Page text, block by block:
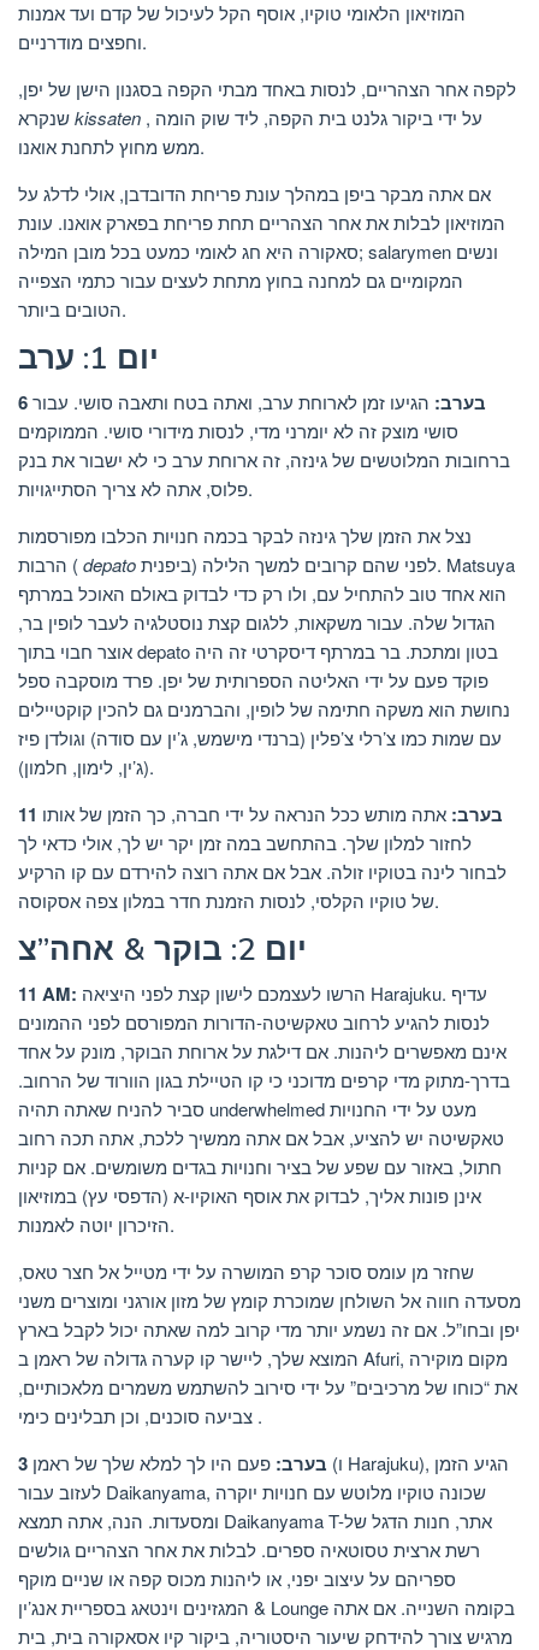
המוזיאון הלאומי טוקיו, אוסף הקל לעיכול של קדם ועד אמנות
וחפצים מודרניים.
לקפה אחר הצהריים, לנסות באחד מבתי הקפה בסגנון הישן של יפן,
kissaten , על ידי ביקור גלנט בית הקפה, ליד שוק הומה
ממש מחוץ לתחנת אואנו.
אם אתה מבקר ביפן במהלך עונת פריחת הדובדבן, אולי לדלג על
המוזיאון לבלות את אחר הצהריים תחת פריחת בפארק אואנו. עונת
סאקורה היא חג לאומי כמעט בכל מובן המילה; salarymen ונשים
המקומיים גם למחנה בחוץ מתחת לעצים עבור כתמי הצפייה
הטובים ביותר.
יום 1: ערב
6 בערב: הגיעו זמן לארוחת ערב, ואתה בטח ותאבה סושי. עבור
סושי מוצק זה לא יומרני מדי, לנסות מידורי סושי. הממוקמים
ברחובות המלוטשים של גינזה, זה ארוחת ערב כי לא ישבור את בנק
פלוס, אתה לא צריך הסתייגויות.
נצל את הזמן שלך גינזה לבקר בכמה חנויות הכלבו מפורסמות
הרבות (depato
הוא אחד טוב להתחיל עם, ולו רק כדי לבדוק באולם האוכל במרתף
הגדול שלה. עבור משקאות, ללגום קצת נוסטלגיה לעבר לופין בר,
אוצר חבוי בתוך depato בטון ומתכת. בר במרתף דיסקרטי זה היה
פוקד פעם על ידי האליטה הספרותית של יפן. פרד מוסקבה ספל
נחושת הוא משקה חתימה של לופין, והברמנים גם להכין קוקטיילים
עם שמות כמו צ’רלי צ’פלין (ברנדי מישמש, ג’ין עם סודה) וגולדן פיז
(ג’ין, לימון, חלמון).
11 בערב: אתה מותש ככל הנראה על ידי חברה, כך הזמן של אותו
לחזור למלון שלך. בהתחשב במה זמן יקר יש לך, אולי כדאי לך
לבחור לינה בטוקיו זולה. אבל אם אתה רוצה להירדם עם קו הרקיע
של טוקיו הקלסי, לנסות הזמנת חדר במלון צפה אסקוסה.
יום 2: בוקר & אחה”צ
11 AM:
לנסות להגיע לרחוב טאקשיטה-הדורות המפורסם לפני ההמונים
אינם מאפשרים ליהנות. אם דילגת על ארוחת הבוקר, מונק על אחד
בדרך-מתוק מדי קרפים מדוכני כי קו הטיילת בגון הוורוד של הרחוב.
סביר להניח שאתה תהיה underwhelmed מעט על ידי החנויות
טאקשיטה יש להציע, אבל אם אתה ממשיך ללכת, אתה תכה רחוב
חתול, באזור עם שפע של בציר וחנויות בגדים משומשים. אם קניות
אינן פונות אליך, לבדוק את אוסף האוקיו-א (הדפסי עץ) במוזיאון
הזיכרון יוטה לאמנות.
שחזר מן עומס סוכר קרפ המושרה על ידי מטייל אל חצר טאס,
מסעדה חווה אל השולחן שמוכרת קומץ של מזון אורגני ומוצרים משני
יפן ובחו”ל. אם זה נשמע יותר מדי קרוב למה שאתה יכול לקבל בארץ
המוצא שלך, ליישר קו קערה גדולה של ראמן ב Afuri, מקום מוקירה
את “כוחו של מרכיבים” על ידי סירוב להשתמש משמרים מלאכותיים,
צביעה סוכנים, וכן תבלינים כימי .
3 בערב: פעם היו לך למלא שלך של ראמן (ו Harajuku), הגיע הזמן
לעזוב עבור Daikanyama, שכונה טוקיו מלוטש עם חנויות יוקרה
ומסעדות. הנה, אתה תמצא Daikanyama T-אתר, חנות הדגל של
רשת ארצית טסוטאיה ספרים. לבלות את אחר הצהריים גולשים
ספריהם על עיצוב יפני, או ליהנות מכוס קפה או שניים מוקף
המגזינים וינטאג בספריית אנג’ין & Lounge בקומה השנייה. אם אתה
מרגיש צורך להידחק שיעור היסטוריה, ביקור קיו אסאקורה בית, בית